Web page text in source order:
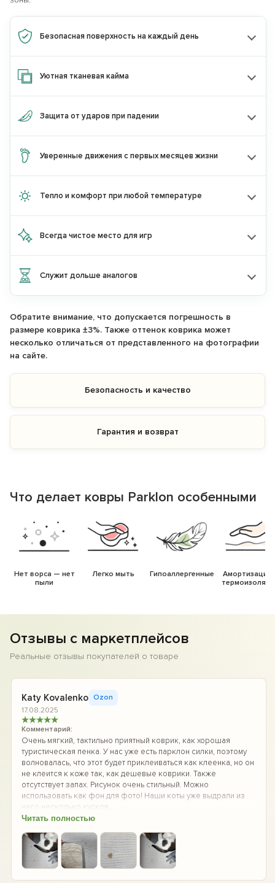
Безопасная поверхность на каждый день
Уютная тканевая кайма
Защита от ударов при падении
Уверенные движения с первых месяцев жизни
Тепло и комфорт при любой температуре
Всегда чистое место для игр
Служит дольше аналогов
Обратите внимание, что допускается погрешность в
размере коврика ±3%. Также оттенок коврика может
несколько отличаться от представленного на фотографии
на сайте.
Безопасность и качество
Гарантия и возврат
Что делает ковры Parklon особенными
Нет ворса — нет
пыли
Легко мыть Гипоаллергенные
Амортизация
Отзывы с маркетплейсов
Реальные отзывы покупателей о товаре
Katy Kovalenko Ozon
17.08.2025
★★★★★
Комментарий:
Очень мягкий, тактильно приятный коврик, как хорошая
туристическая пенка. У нас уже есть парклон силки, поэтому
волновалась, что этот будет приклеиваться как клеенка, но он
не клеится к коже так, как дешевые коврики. Также
отсутствует запах. Рисунок очень стильный. Можно
использовать как фон для фото! Наши коты уже выдрали из
него несколько кусков...
Читать полностью
+2
Получитескидку 10%при покупке2
товаров одного бренда
по промокоду: KIDS10
или
разных брендовпо промокоду:
по промокоду: KIDS15
Перейти на сайт astradekids.ru